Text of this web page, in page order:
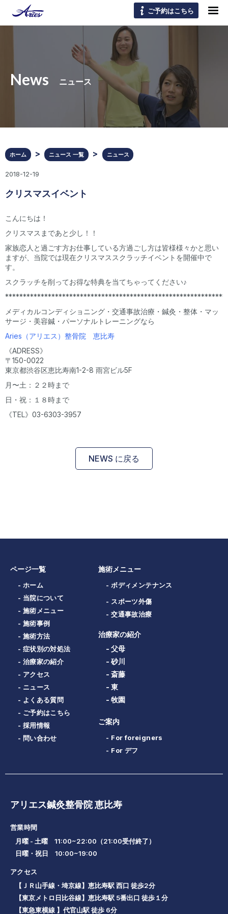
ご予約はこちら
News ニュース
ホーム ニュース 一覧 ニュース
2018-12-19
クリスマスイベント
こんにちは！
クリスマスまであと少し！！
家族恋人と過ごす方お仕事している方過ごし方は皆様様々かと思い
ますが、当院では現在クリスマススクラッチイベントを開催中で
す。
スクラッチを削ってお得な特典を当てちゃってください♪
メディカルコンディショニング・交通事故治療・鍼灸・整体・マッ
サージ・美容鍼・パーソナルトレーニングなら
Aries（アリエス）整骨院 恵比寿
《ADRESS》
〒150-0022
東京都渋谷区恵比寿南1-2-8 雨宮ビル5F
月〜土：２２時まで
日・祝：１８時まで
《TEL》03-6303-3957
NEWS に戻る
ページ一覧
- ホーム
- 当院について
- 施術メニュー
- 施術事例
- 施術方法
- 症状別の対処法
- 治療家の紹介
- アクセス
- ニュース
- よくある質問
- ご予約はこちら
- 採用情報
- 問い合わせ
施術メニュー
- ボディメンテナンス
- スポーツ外傷
- 交通事故治療
治療家の紹介
- 父母
- 砂川
- 斎藤
- 東
- 牧園
ご案内
- For foreigners
- For デフ
アリエス鍼灸整骨院 恵比寿
営業時間
月曜 - 土曜 11:00~22:00（21:00受付終了）
日曜・祝日 10:00~19:00
アクセス
【ＪＲ山手線・埼京線】恵比寿駅 西口 徒歩2分
【東京メトロ日比谷線】恵比寿駅 5番出口 徒歩１分
【東急東横線 】代官山駅 徒歩 6分